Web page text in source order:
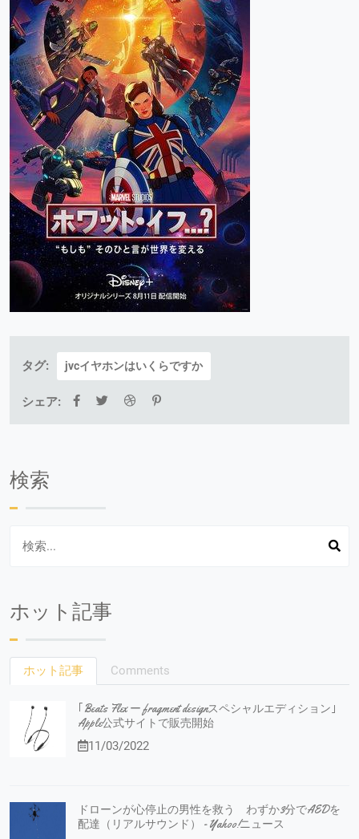
タグ: jvcイヤホンはいくらですか
シェア:
検索
ホット記事
ホット記事 Comments
｢Beats Flex ー fragment designスペシャルエディション｣
Apple公式サイトで販売開始
11/03/2022
ドローンが心停止の男性を救う わずか3分でAEDを
配達（リアルサウンド） - Yahoo!ニュース